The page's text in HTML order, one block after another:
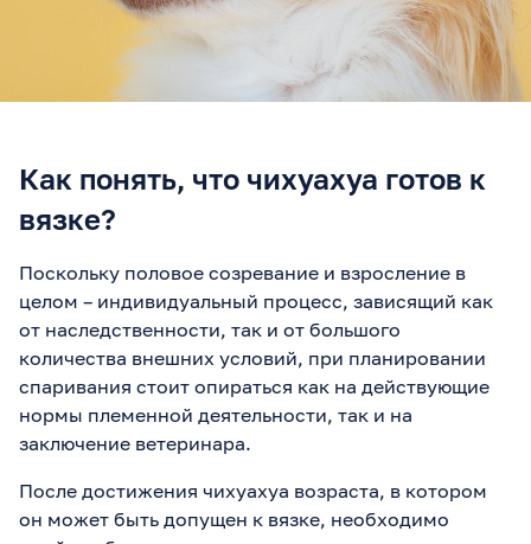
Как понять, что чихуахуа готов к
вязке?
Поскольку половое созревание и взросление в
целом – индивидуальный процесс, зависящий как
от наследственности, так и от большого
количества внешних условий, при планировании
спаривания стоит опираться как на действующие
нормы племенной деятельности, так и на
заключение ветеринара.
После достижения чихуахуа возраста, в котором
он может быть допущен к вязке, необходимо